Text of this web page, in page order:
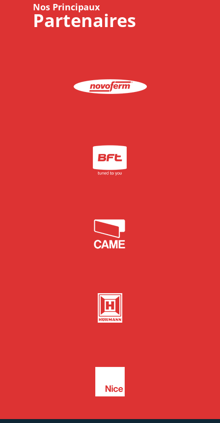
Nos Principaux
Partenaires